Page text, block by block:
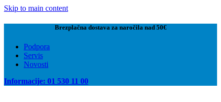
Skip to main content
Brezplačna dostava za naročila nad 50€
Podpora
Servis
Novosti
Informacije: 01 530 11 00